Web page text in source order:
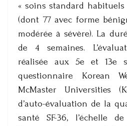
« soins standard habituels
(dont 77 avec forme
modérée à sévère). La
de 4 semaines.
réalisée aux 5e et 13e
questionnaire Korean
McMaster Universities
d’auto-évaluation de la
santé SF-36, l’échelle